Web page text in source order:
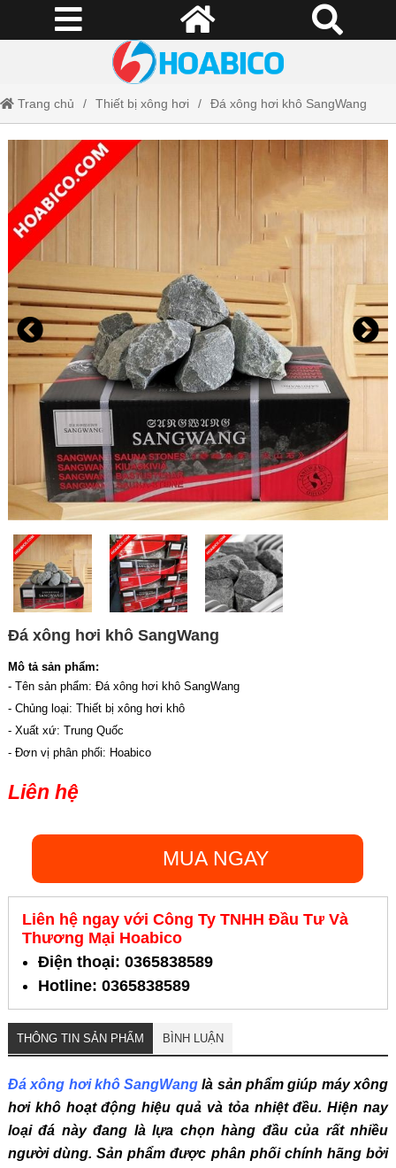
Trang chủ Thiết bị xông hơi Đá xông hơi khô SangWang
Đá xông hơi khô SangWang
Mô tả sản phẩm:
- Tên sản phẩm: Đá xông hơi khô SangWang
- Chủng loại: Thiết bị xông hơi khô
- Xuất xứ: Trung Quốc
- Đơn vị phân phối: Hoabico
Liên hệ
MUA NGAY
Liên hệ ngay với Công Ty TNHH Đầu Tư Và
Thương Mại Hoabico
Điện thoại: 0365838589
Hotline: 0365838589
THÔNG TIN SẢN PHẨM BÌNH LUẬN
Đá xông hơi khô SangWang là sản phẩm giúp máy xông
hơi khô hoạt động hiệu quả và tỏa nhiệt đều. Hiện nay
loại đá này đang là lựa chọn hàng đầu của rất nhiều
người dùng. Sản phẩm được phân phối chính hãng bởi